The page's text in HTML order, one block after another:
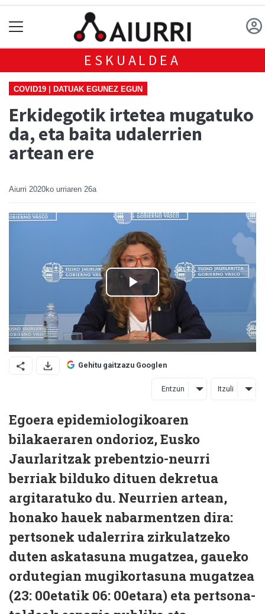
ESKUALDEA
COVID19 | DATUAK EGUNEZ EGUN
Erkidegotik irtetea mugatuko
da, eta baita udalerrien
artean ere
Aiurri 2020ko urriaren 26a
Gehitu gaitzazu Googlen
Entzun Itzuli
Egoera epidemiologikoaren
bilakaeraren ondorioz, Eusko
Jaurlaritzak prebentzio-neurri
berriak bilduko dituen dekretua
argitaratuko du. Neurrien artean,
honako hauek nabarmentzen dira:
pertsonek udalerrira zirkulatzeko
duten askatasuna mugatzea, gaueko
ordutegian mugikortasuna mugatzea
(23: 00etatik 06: 00etara) eta pertsona-